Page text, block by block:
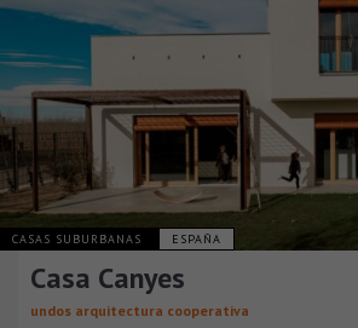
CASAS SUBURBANAS ESPAÑA
Casa Canyes
undos arquitectura cooperativa